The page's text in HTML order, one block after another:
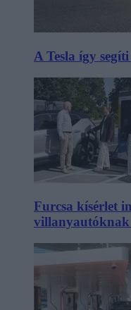
A Tesla így
Furcsa kísérlet